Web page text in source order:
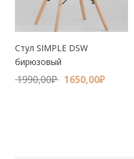
Стул SIMPLE DSW
бирюзовый
1990,00₽ 1650,00₽